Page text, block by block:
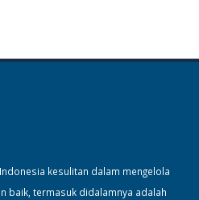
kesulitan dalam mengelola
baik, termasuk didalamnya adalah